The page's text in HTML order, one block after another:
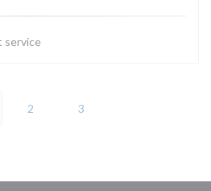
service
2 3